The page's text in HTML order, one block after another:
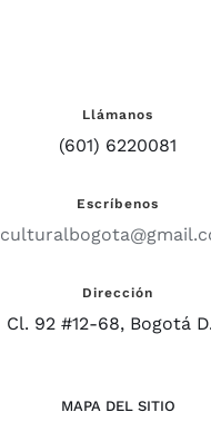
Llámanos
(601) 6220081
Escríbenos
Dirección
Cl. 92 #12-68, Bogotá
MAPA DEL SITIO